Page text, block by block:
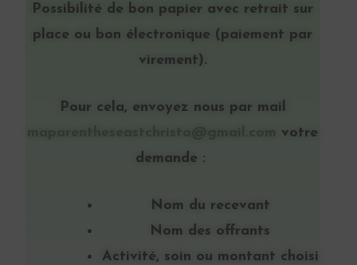
Possibilité de bon papier avec retrait sur
place ou bon électronique (paiement par
virement).
Pour cela, envoyez nous par mail
votre
demande :
Nom du recevant
Nom des offrants
Activité, soin ou montant choisi